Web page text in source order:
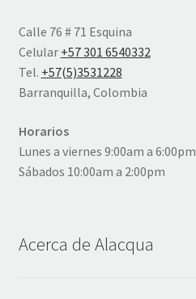
Calle 76 # 71 Esquina
Celular +57 301 6540332
Tel. +57(5)3531228
Barranquilla, Colombia
Horarios
Lunes a viernes 9:00am a 6:00pm
Sábados 10:00am a 2:00pm
Acerca de Alacqua